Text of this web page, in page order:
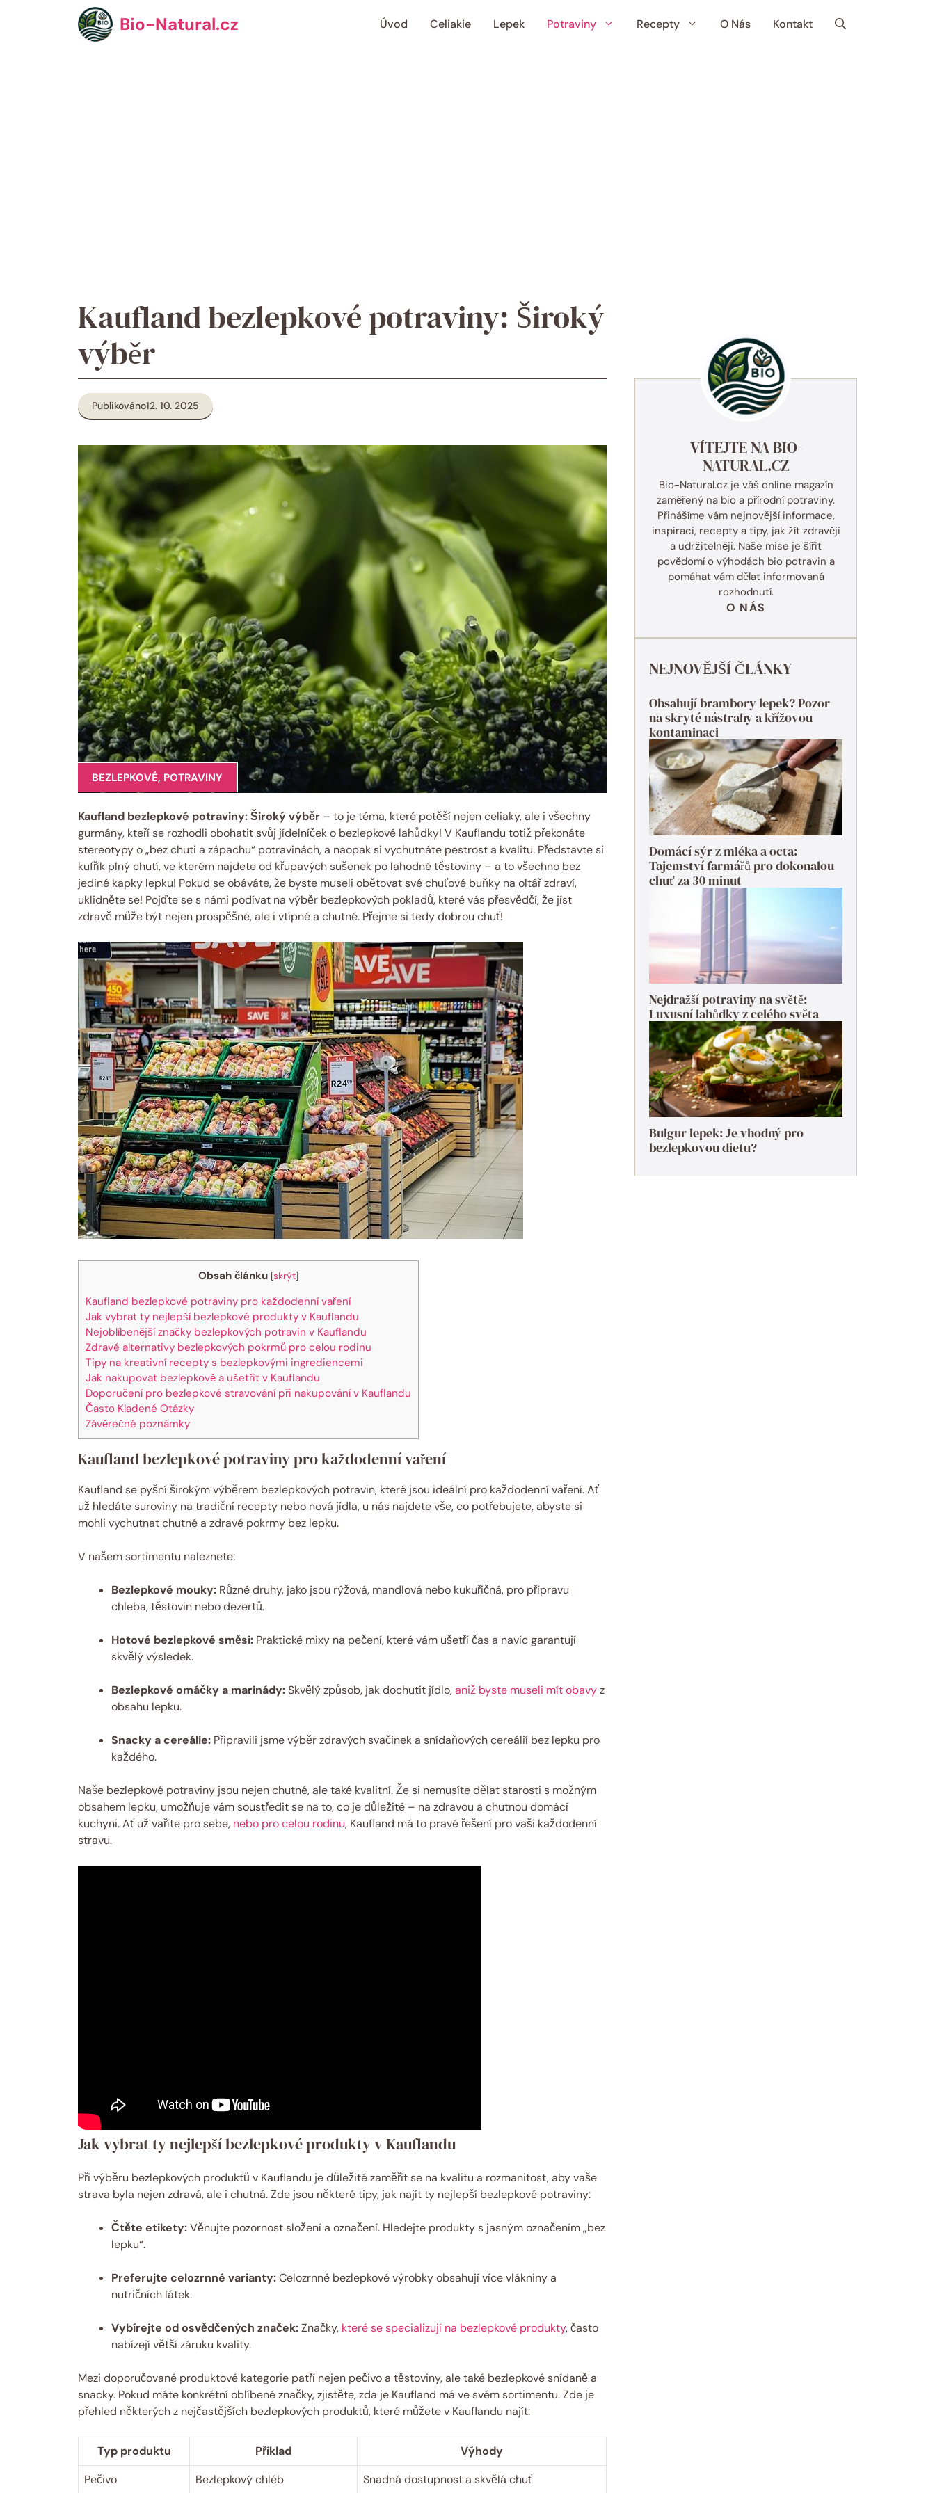
Bio-Natural.cz Úvod Celiakie Lepek Potraviny Recepty O Nás Kontakt
Kaufland bezlepkové potraviny: Široký
výběr
Publikováno12. 10. 2025
BEZLEPKOVÉ, POTRAVINY
Kaufland bezlepkové potraviny: Široký výběr – to je téma, které potěší nejen celiaky, ale i všechny
gurmány, kteří se rozhodli obohatit svůj jídelníček o bezlepkové lahůdky! V Kauflandu totiž překonáte
stereotypy o „bez chuti a zápachu“ potravinách, a naopak si vychutnáte pestrost a kvalitu. Představte si
kufřík plný chutí, ve kterém najdete od křupavých sušenek po lahodné těstoviny – a to všechno bez
jediné kapky lepku! Pokud se obáváte, že byste museli obětovat své chuťové buňky na oltář zdraví,
uklidněte se! Pojďte se s námi podívat na výběr bezlepkových pokladů, které vás přesvědčí, že jíst
zdravě může být nejen prospěšné, ale i vtipné a chutné. Přejme si tedy dobrou chuť!
Obsah článku [skrýt]
Kaufland bezlepkové potraviny pro každodenní vaření
Jak vybrat ty nejlepší bezlepkové produkty v Kauflandu
Nejoblíbenější značky bezlepkových potravin v Kauflandu
Zdravé alternativy bezlepkových pokrmů pro celou rodinu
Tipy na kreativní recepty s bezlepkovými ingrediencemi
Jak nakupovat bezlepkově a ušetřit v Kauflandu
Doporučení pro bezlepkové stravování při nakupování v Kauflandu
Často Kladené Otázky
Závěrečné poznámky
Kaufland bezlepkové potraviny pro každodenní vaření
Kaufland se pyšní širokým výběrem bezlepkových potravin, které jsou ideální pro každodenní vaření. Ať
už hledáte suroviny na tradiční recepty nebo nová jídla, u nás najdete vše, co potřebujete, abyste si
mohli vychutnat chutné a zdravé pokrmy bez lepku.
V našem sortimentu naleznete:
Bezlepkové mouky: Různé druhy, jako jsou rýžová, mandlová nebo kukuřičná, pro přípravu
chleba, těstovin nebo dezertů.
Hotové bezlepkové směsi: Praktické mixy na pečení, které vám ušetří čas a navíc garantují
skvělý výsledek.
Bezlepkové omáčky a marinády:Skvělý způsob, jak dochutit jídlo,aniž byste museli mít obavyz
obsahu lepku.
Snacky a cereálie: Připravili jsme výběr zdravých svačinek a snídaňových cereálií bez lepku pro
každého.
Naše bezlepkové potraviny jsou nejen chutné, ale také kvalitní. Že si nemusíte dělat starosti s možným
obsahem lepku, umožňuje vám soustředit se na to, co je důležité – na zdravou a chutnou domácí
kuchyni. Ať už vaříte pro sebe, nebo pro celou rodinu, Kaufland má to pravé řešení pro vaši každodenní
stravu.
Jak vybrat ty nejlepší bezlepkové produkty v Kauflandu
Při výběru bezlepkových produktů v Kauflandu je důležité zaměřit se na kvalitu a rozmanitost, aby vaše
strava byla nejen zdravá, ale i chutná. Zde jsou některé tipy, jak najít ty nejlepší bezlepkové potraviny:
Čtěte etikety:Věnujte pozornost složení a označení. Hledejte produkty s jasným označením „bez
lepku“.
Preferujte celozrnné varianty:Celozrnné bezlepkové výrobky obsahují více vlákniny a
nutričních látek.
Vybírejte od osvědčených značek:Značky, které se specializují na bezlepkové produkty, často
nabízejí větší záruku kvality.
Mezi doporučované produktové kategorie patří nejen pečivo a těstoviny, ale také bezlepkové snídaně a
snacky. Pokud máte konkrétní oblíbené značky, zjistěte, zda je Kaufland má ve svém sortimentu. Zde je
přehled některých z nejčastějších bezlepkových produktů, které můžete v Kauflandu najít:
Typ produktu Příklad
Výhody
Pečivo
Bezlepkový chléb Snadná dostupnost a skvělá chuť
VÍTEJTE NA BIO-
NATURAL.CZ
Bio-Natural.cz je váš online magazín
zaměřený na bio a přírodní potraviny.
Přinášíme vám nejnovější informace,
inspiraci, recepty a tipy, jak žít zdravěji
a udržitelněji. Naše mise je šířit
povědomí o výhodách bio potravin a
pomáhat vám dělat informovaná
rozhodnutí.
O NÁS
NEJNOVĚJŠÍ ČLÁNKY
Obsahují brambory lepek? Pozor
na skryté nástrahy a křížovou
kontaminaci
Domácí sýr z mléka a octa:
Tajemství farmářů pro dokonalou
chuť za 30 minut
Nejdražší potraviny na světě:
Luxusní lahůdky z celého světa
Bulgur lepek: Je vhodný pro
bezlepkovou dietu?